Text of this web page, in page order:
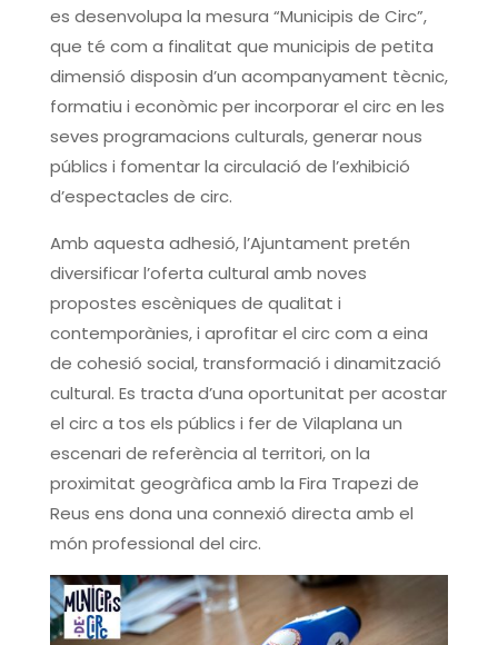
es desenvolupa la mesura “Municipis de Circ”,
que té com a finalitat que municipis de petita
dimensió disposin d’un acompanyament tècnic,
formatiu i econòmic per incorporar el circ en les
seves programacions culturals, generar nous
públics i fomentar la circulació de l’exhibició
d’espectacles de circ.
Amb aquesta adhesió, l’Ajuntament pretén
diversificar l’oferta cultural amb noves
propostes escèniques de qualitat i
contemporànies, i aprofitar el circ com a eina
de cohesió social, transformació i dinamització
cultural. Es tracta d’una oportunitat per acostar
el circ a tos els públics i fer de Vilaplana un
escenari de referència al territori, on la
proximitat geogràfica amb la Fira Trapezi de
Reus ens dona una connexió directa amb el
món professional del circ.